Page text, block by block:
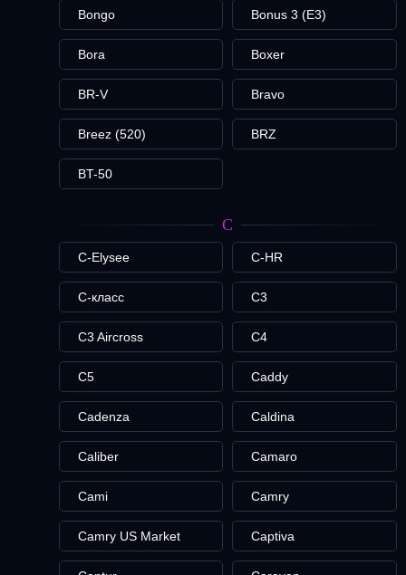
Bongo Bonus 3 (E3)
Bora Boxer
BR-V Bravo
Breez (520) BRZ
BT-50
C
C-Elysee C-HR
C-класс C3
C3 Aircross C4
C5 Caddy
Cadenza Caldina
Caliber Camaro
Cami Camry
Camry US Market Captiva